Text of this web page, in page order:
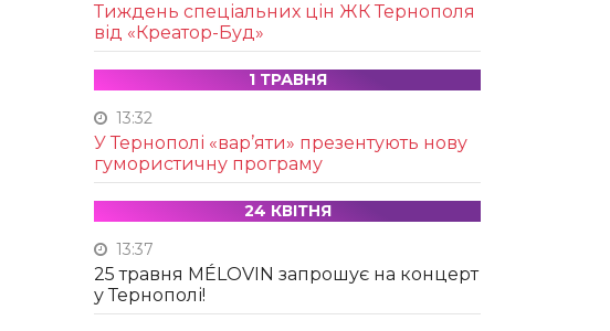
Тиждень спеціальних цін ЖК Тернополя
від «Креатор-Буд»
1 ТРАВНЯ
13:32
У Тернополі «вар’яти» презентують нову
гумористичну програму
24 КВІТНЯ
13:37
25 травня MÉLOVIN запрошує на концерт
у Тернополі!